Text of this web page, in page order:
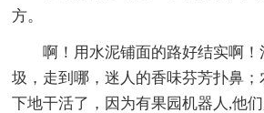
方。
啊！用水泥铺面的路好结实啊
圾，走到哪，迷人的香味芬芳扑鼻；
下地干活了，因为有果园机器人,他